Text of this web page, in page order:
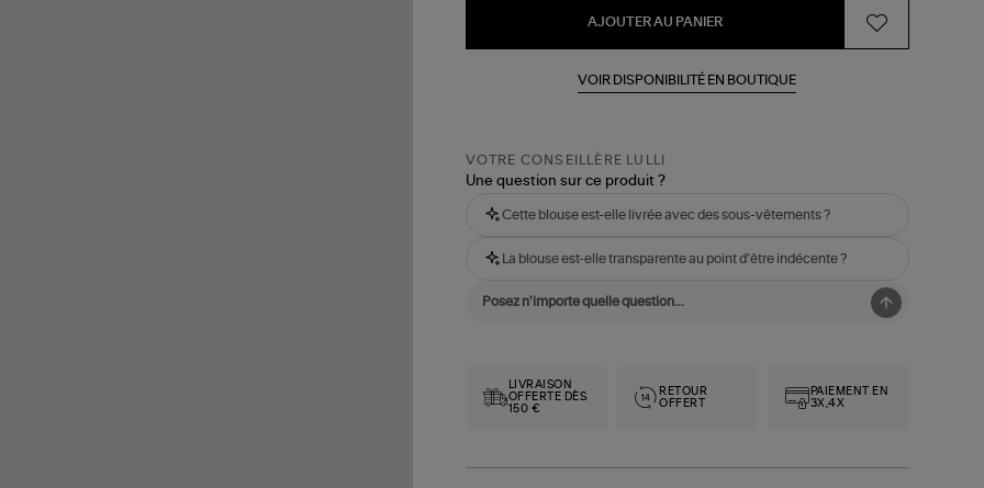
AJOUTER AU PANIER
VOIR DISPONIBILITÉ EN BOUTIQUE
VOTRE CONSEILLÈRE LULLI
Une question sur ce produit ?
Cette blouse est-elle livrée avec des sous-vêtements ?
La blouse est-elle transparente au point d'être indécente ?
LIVRAISON
OFFERTE DÈS
150 €
RETOUR
OFFERT
PAIEMENT EN
3X,4X